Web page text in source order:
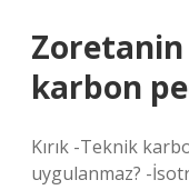
karbon
Kırık -Teknik
uygulanmaz? -